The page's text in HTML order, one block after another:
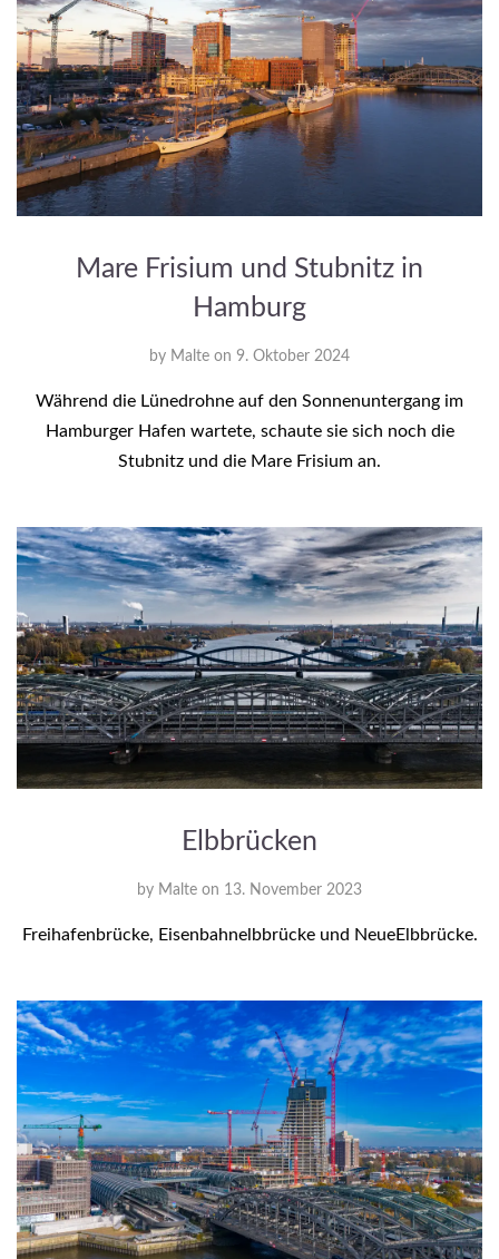
Mare Frisium und Stubnitz in
Hamburg
by Malte on 9. Oktober 2024
Während die Lünedrohne auf den Sonnenuntergang im
Hamburger Hafen wartete, schaute sie sich noch die
Stubnitz und die Mare Frisium an.
Elbbrücken
by Malte on 13. November 2023
Freihafenbrücke, Eisenbahnelbbrücke und NeueElbbrücke.